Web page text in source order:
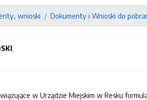
wnioski Dokumenty i Wnioski do
w Urządzie Miejskim w Resku